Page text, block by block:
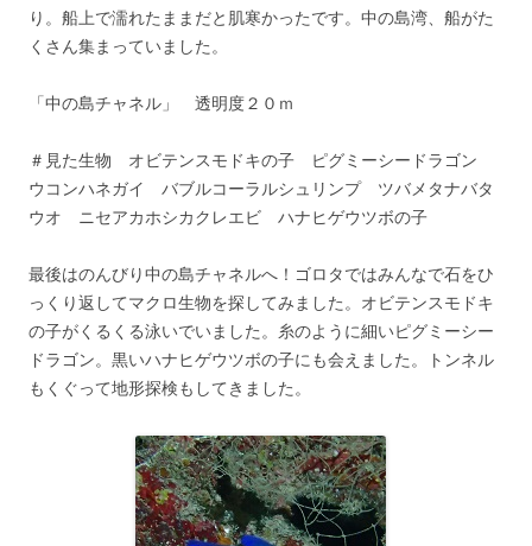
り。船上で濡れたままだと肌寒かったです。中の島湾、船がた
くさん集まっていました。
「中の島チャネル」 透明度２０ｍ
＃見た生物 オビテンスモドキの子 ピグミーシードラゴン
ウコンハネガイ バブルコーラルシュリンプ ツバメタナバタ
ウオ ニセアカホシカクレエビ ハナヒゲウツボの子
最後はのんびり中の島チャネルへ！ゴロタではみんなで石をひ
っくり返してマクロ生物を探してみました。オビテンスモドキ
の子がくるくる泳いでいました。糸のように細いピグミーシー
ドラゴン。黒いハナヒゲウツボの子にも会えました。トンネル
もくぐって地形探検もしてきました。